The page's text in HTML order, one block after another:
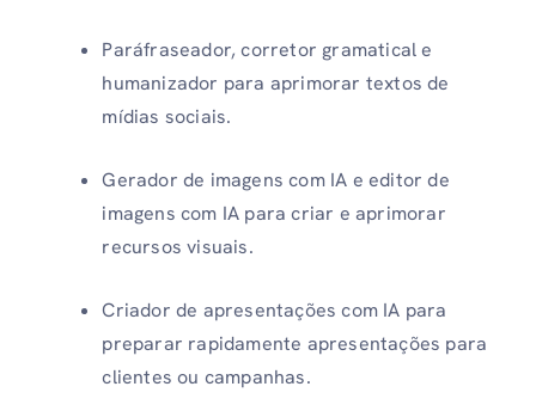
Paráfraseador, corretor gramatical e
humanizador para aprimorar textos de
mídias sociais.
Gerador de imagens com IA e editor de
imagens com IA para criar e aprimorar
recursos visuais.
Criador de apresentações com IA para
preparar rapidamente apresentações para
clientes ou campanhas.